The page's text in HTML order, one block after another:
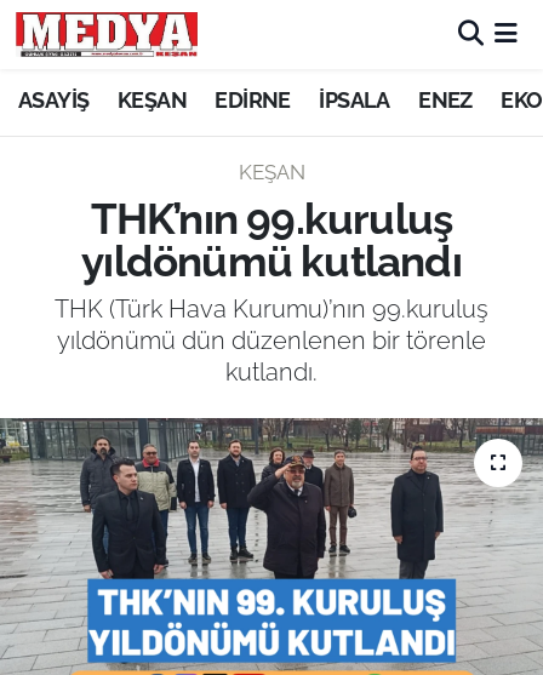
ASAYİŞ KEŞAN EDİRNE İPSALA ENEZ
KEŞAN
THK’nın 99.kuruluş
yıldönümü kutlandı
THK (Türk Hava Kurumu)’nın 99.kuruluş
yıldönümü dün düzenlenen bir törenle
kutlandı.
KEŞAN
ASAYİŞ
SİYASET
GÜNDEM
SAĞLIK
EĞİTİM
TARIM VE HAYVANCILIK
KÜLTÜR SANAT